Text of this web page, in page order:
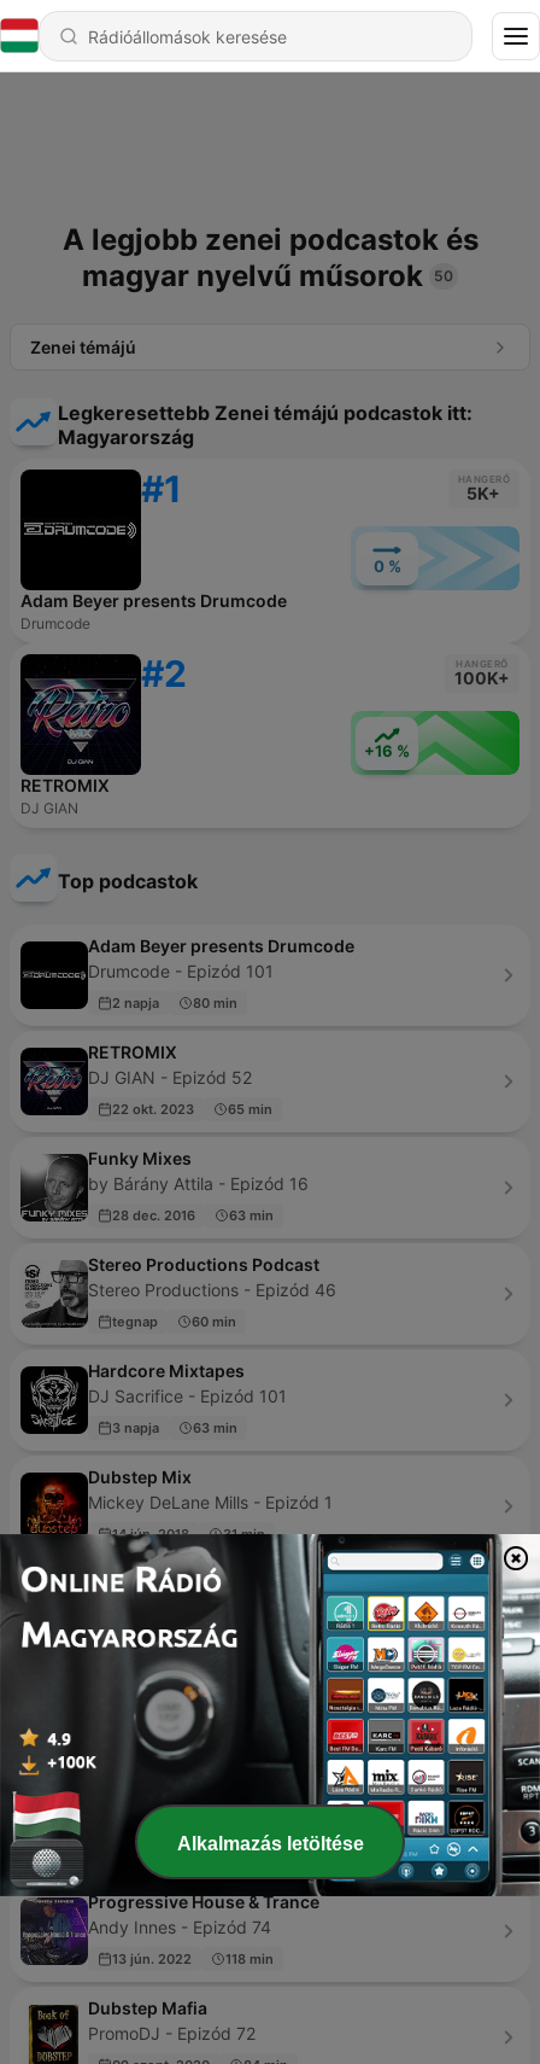
A legjobb zenei podcastok és
magyar nyelvű műsorok
50
Zenei témájú
Legkeresettebb Zenei témájú podcastok itt:
Magyarország
#1 HANGERŐ
5K+
0 %
Adam Beyer presents Drumcode
Drumcode
#2 HANGERŐ
100K+
+16 %
RETROMIX
DJ GIAN
Top podcastok
Adam Beyer presents Drumcode
Drumcode - Epizód 101
2 napja 80 min
RETROMIX
DJ GIAN - Epizód 52
22 okt. 2023 65 min
Funky Mixes
by Bárány Attila - Epizód 16
28 dec. 2016 63 min
Stereo Productions Podcast
Stereo Productions - Epizód 46
tegnap 60 min
Hardcore Mixtapes
DJ Sacrifice - Epizód 101
3 napja 63 min
Dubstep Mix
Mickey DeLane Mills - Epizód 1
14 jún. 2018 31 min
Defected Radio
Defected - Epizód 1045
20 órája 120 min
Szecsei - Epizód 183
2 napja 46 min
Hedkandi - Epizód 53
2 napja 120 min
Progressive House & Trance
Andy Innes - Epizód 74
13 jún. 2022 118 min
Dubstep Mafia
PromoDJ - Epizód 72
Alkalmazás letöltése